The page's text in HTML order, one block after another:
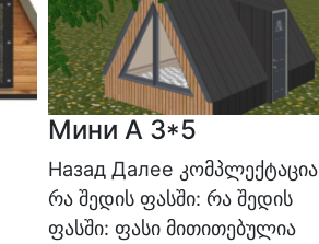
Мини А 3*5
Назад Далее კომპლექტაცია
რა შედის ფასში: რა შედის
ფასში: ფასი მითითებულია